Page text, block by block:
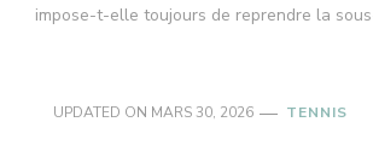
impose-t-elle toujours de reprendre la
UPDATED ON MARS 30, 2026 TENNIS